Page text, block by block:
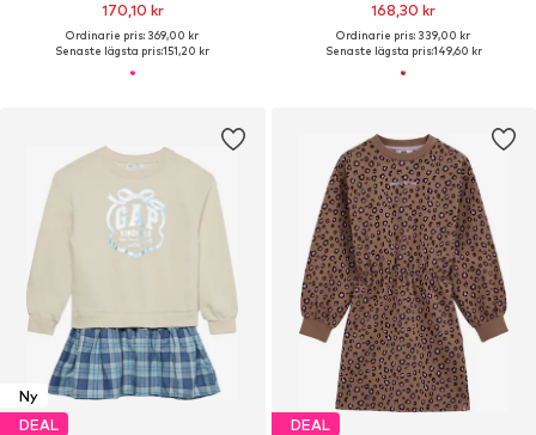
170,10 kr
Ordinarie pris: 369,00 kr
Senaste lägsta pris:151,20 kr
168,30 kr
Ordinarie pris: 339,00 kr
Senaste lägsta pris:149,60 kr
Ny
DEAL
DEAL